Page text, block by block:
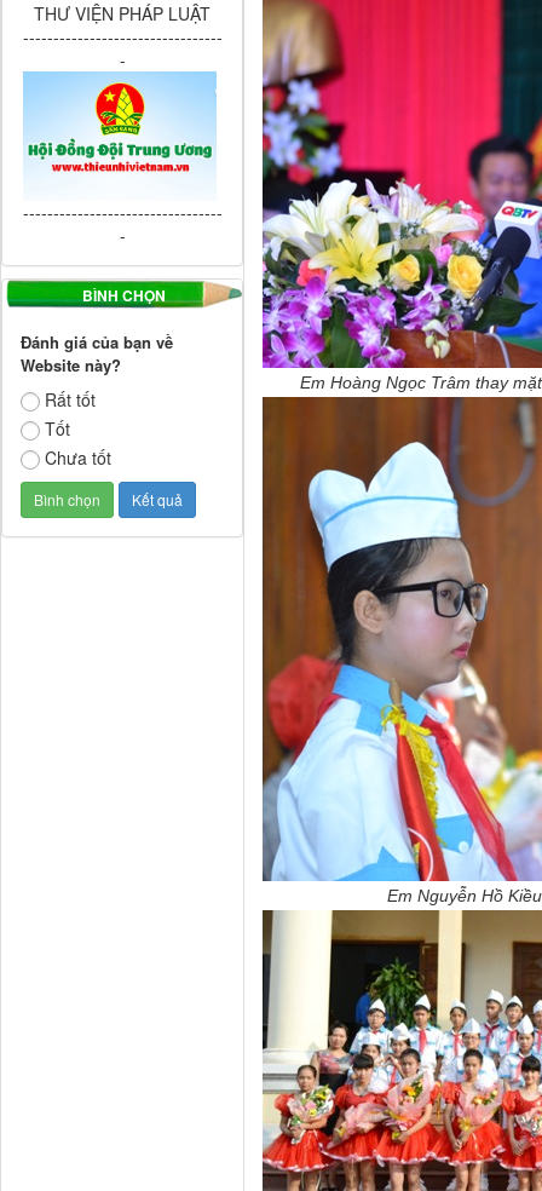
THƯ VIỆN PHÁP LUẬT
---------------------------------
-
---------------------------------
-
BÌNH CHỌN
Đánh giá của bạn về
Website này?
Rất tốt
Tốt
Chưa tốt
Em Hoàng Ngọc Trâm thay
Em Nguyễn Hồ